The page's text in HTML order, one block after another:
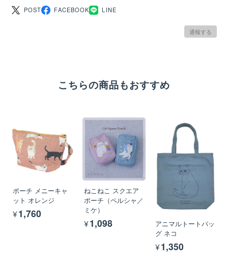
POST FACEBOOK LINE
通報する
こちらの商品もおすすめ
ポーチ メニーキャ
ット オレンジ
¥1,760
ねこねこ スクエア
ポーチ（ペルシャ／
ミケ）
¥1,098
アニマルトートバッ
グ ネコ
¥1,350